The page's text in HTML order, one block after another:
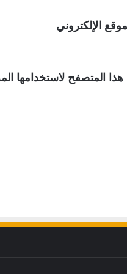
الإلكتروني
المتصفح لاستخدامها